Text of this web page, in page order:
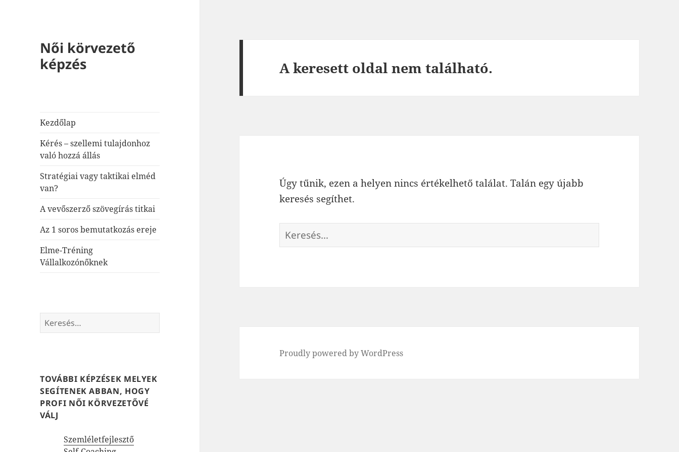
Női körvezető
képzés
Kezdőlap
Kérés – szellemi tulajdonhoz
való hozzá állás
Stratégiai vagy taktikai elméd
van?
A vevőszerző szövegírás titkai
Az 1 soros bemutatkozás ereje
Elme-Tréning
Vállalkozónőknek
Keresés:
TOVÁBBI KÉPZÉSEK MELYEK
SEGÍTENEK ABBAN, HOGY
PROFI NŐI KÖRVEZETŐVÉ
VÁLJ
Szemléletfejlesztő
A keresett oldal nem található.
Úgy tűnik, ezen a helyen nincs értékelhető találat. Talán egy újabb
keresés segíthet.
Keresés:
Proudly powered by WordPress